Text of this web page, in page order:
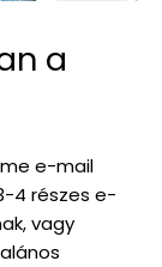
a
e-mail
4 részes e-
vagy